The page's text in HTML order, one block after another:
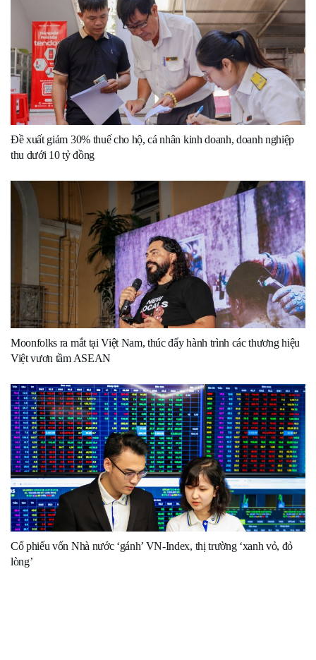
Đề xuất giảm 30% thuế cho hộ, cá nhân kinh doanh, doanh nghiệp
thu dưới 10 tỷ đồng
Moonfolks ra mắt tại Việt Nam, thúc đẩy hành trình các thương hiệu
Việt vươn tầm ASEAN
Cổ phiếu vốn Nhà nước ‘gánh’ VN-Index, thị trường ‘xanh vỏ, đỏ
lòng’